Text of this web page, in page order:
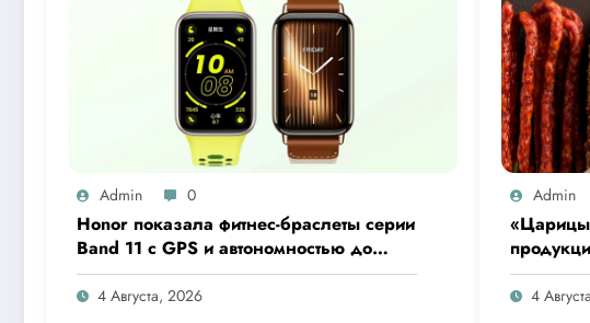
Admin 0
Honor показала фитнес-браслеты серии
Band 11 с GPS и автономностью до
26 дней
4 Августа, 2026
Admin
4